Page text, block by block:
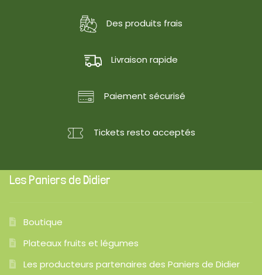
Des produits frais
Livraison rapide
Paiement sécurisé
Tickets resto acceptés
Les Paniers de Didier
Boutique
Plateaux fruits et légumes
Les producteurs partenaires des Paniers de Didier